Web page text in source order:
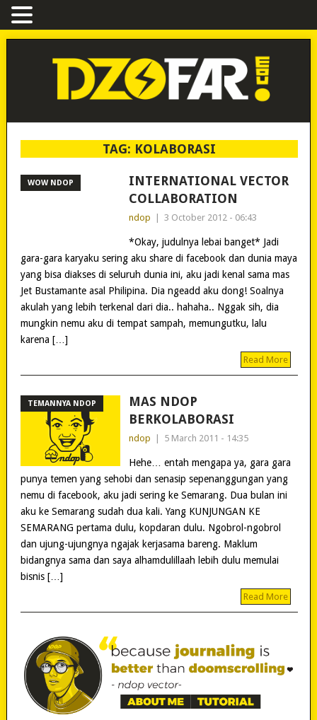
TAG: KOLABORASI
WOW NDOP
INTERNATIONAL VECTOR
COLLABORATION
ndop 3 October 2012 - 06:43
*Okay, judulnya lebai banget* Jadi
gara-gara karyaku sering aku share di facebook dan dunia maya
yang bisa diakses di seluruh dunia ini, aku jadi kenal sama mas
Jet Bustamante asal Philipina. Dia ngeadd aku dong! Soalnya
akulah yang lebih terkenal dari dia.. hahaha.. Nggak sih, dia
mungkin nemu aku di tempat sampah, memungutku, lalu
karena […]
Read More
TEMANNYA NDOP
MAS NDOP
BERKOLABORASI
ndop 5 March 2011 - 14:35
Hehe… entah mengapa ya, gara gara
punya temen yang sehobi dan senasip sepenanggungan yang
nemu di facebook, aku jadi sering ke Semarang. Dua bulan ini
aku ke Semarang sudah dua kali. Yang KUNJUNGAN KE
SEMARANG pertama dulu, kopdaran dulu. Ngobrol-ngobrol
dan ujung-ujungnya ngajak kerjasama bareng. Maklum
bidangnya sama dan saya alhamdulillaah lebih dulu memulai
bisnis […]
Read More